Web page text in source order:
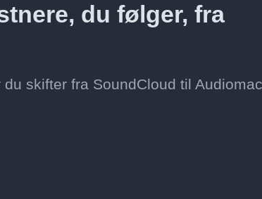
du følger, fra
skifter fra SoundCloud til